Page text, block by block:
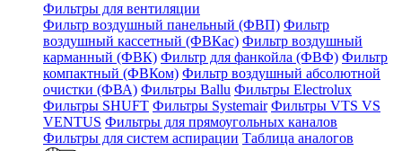
Фильтры для вентиляции
Фильтр воздушный панельный (ФВП) Фильтр
воздушный кассетный (ФВКас) Фильтр воздушный
карманный (ФВК) Фильтр для фанкойла (ФВФ) Фильтр
компактный (ФВКом) Фильтр воздушный абсолютной
очистки (ФВА) Фильтры Ballu Фильтры Electrolux
Фильтры SHUFT Фильтры Systemair Фильтры VTS VS
VENTUS Фильтры для прямоугольных каналов
Фильтры для систем аспирации Таблица аналогов